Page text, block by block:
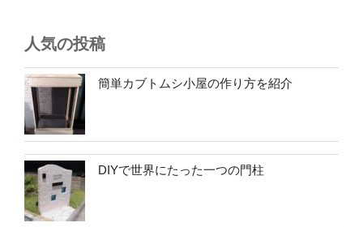
人気の投稿
簡単カブトムシ小屋の作り方を紹介
DIYで世界にたった一つの門柱